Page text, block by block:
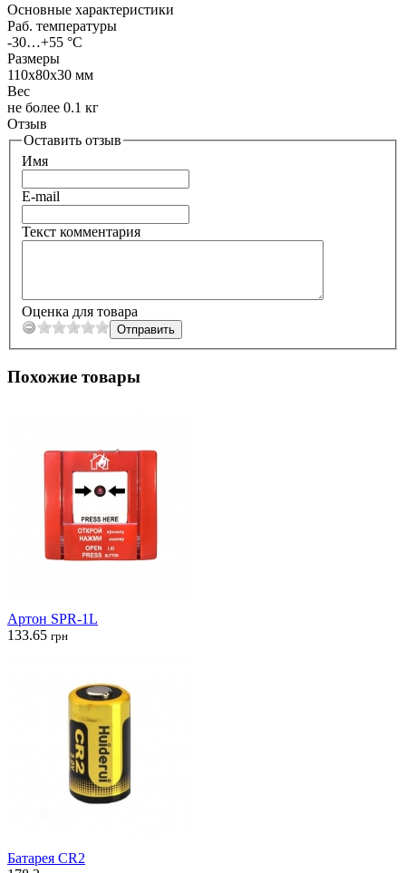
Основные характеристики
Раб. температуры
-30…+55 °С
Размеры
110х80х30 мм
Вес
не более 0.1 кг
Отзыв
Оставить отзыв
Имя
E-mail
Текст комментария
Оценка для товара
Похожие товары
Артон SPR-1L
133.65 грн
Батарея CR2